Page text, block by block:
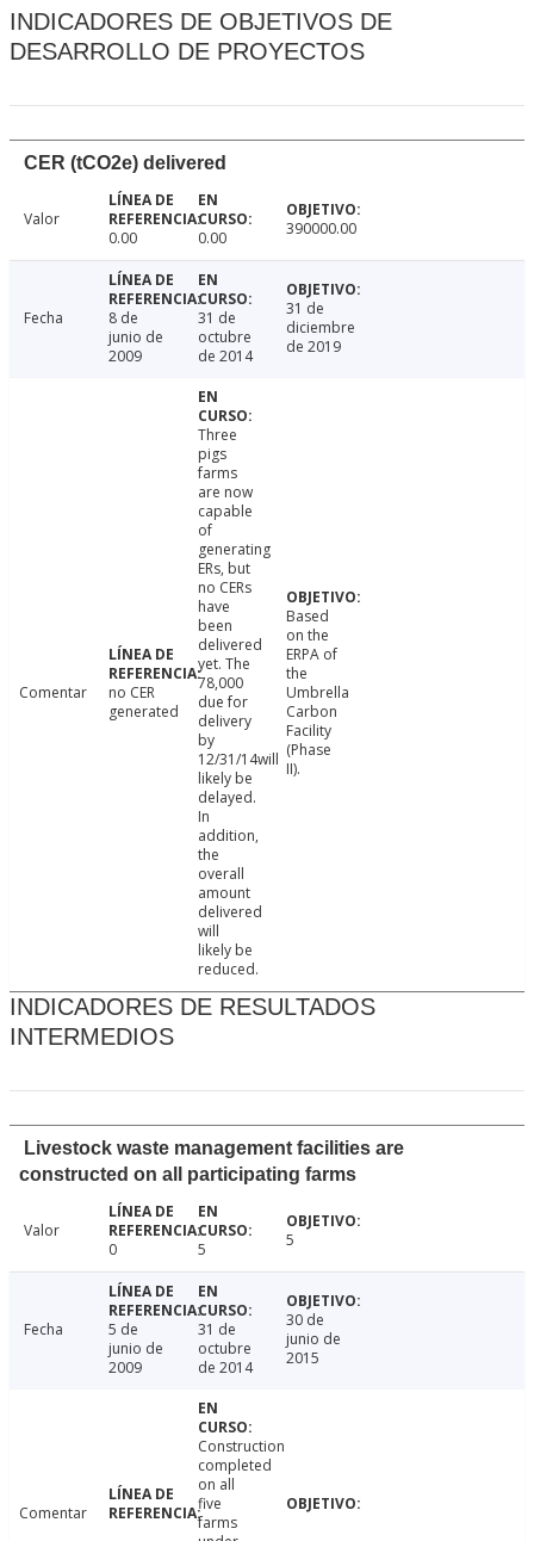
INDICADORES DE OBJETIVOS DE
DESARROLLO DE PROYECTOS
CER (tCO2e) delivered
Valor
0.00
0.00 390000.00
Fecha
8 de
junio de
2009
31 de
octubre
de 2014
31 de
diciembre
de 2019
Comentar
no CER
generated
Three
pigs
farms
are now
capable
of
generating
ERs, but
no CERs
have
been
delivered
yet. The
78,000
due for
delivery
by
12/31/14will
likely be
delayed.
In
addition,
the
overall
amount
delivered
will
likely be
reduced.
Based
on the
ERPA of
the
Umbrella
Carbon
Facility
(Phase
II).
INDICADORES DE RESULTADOS
INTERMEDIOS
Livestock waste management facilities are
constructed on all participating farms
Valor
0
5 5
Fecha
5 de
junio de
2009
31 de
octubre
de 2014
30 de
junio de
2015
Comentar
Construction
completed
on all
five
farms